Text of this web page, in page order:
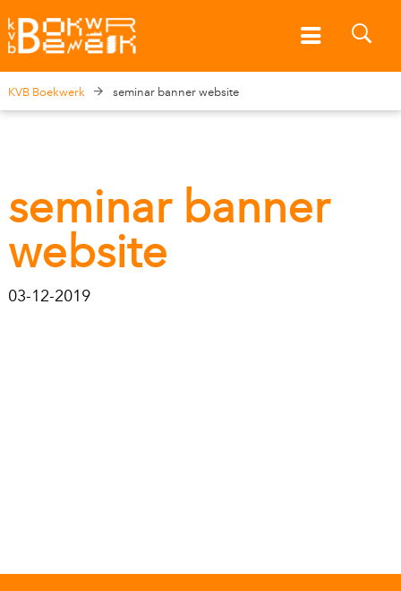
KVB Boekwerk seminar banner website
seminar banner
website
03-12-2019